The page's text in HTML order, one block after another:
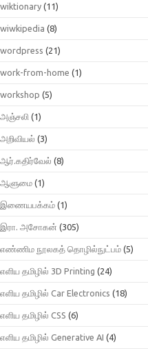
wiktionary (11)
wiwkipedia (8)
wordpress (21)
work-from-home (1)
workshop (5)
அஞ்சலி (1)
அறிவியல் (3)
ஆர்.கதிர்வேல் (8)
ஆளுமை (1)
இணையபக்கம் (1)
இரா. அசோகன் (305)
எண்ணிம நூலகத் தொழில்நுட்பம் (5)
எளிய தமிழில் 3D Printing (24)
எளிய தமிழில் Car Electronics (18)
எளிய தமிழில் CSS (6)
எளிய தமிழில் Generative AI (4)